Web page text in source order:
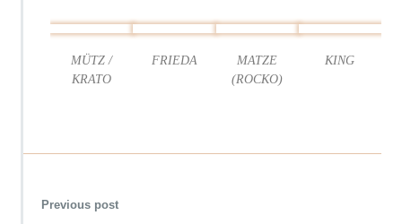
h
4
1
MÜTZ /
KRATO
FRIEDA
MATZE
(ROCKO)
KING
Previous post